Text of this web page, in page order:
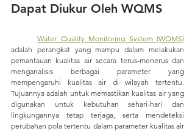
Dapat Diukur Oleh WQMS
Water Quality Monitoring System (WQMS)
adalah perangkat yang mampu dalam melakukan
pemantauan kualitas air secara terus-menerus dan
menganalisis berbagai parameter yang
mempengaruhi kualitas air di wilayah tertentu.
Tujuannya adalah untuk memastikan kualitas air yang
digunakan untuk kebutuhan sehari-hari dan
lingkungannya tetap terjaga, serta mendeteksi
perubahan pola tertentu dalam parameter kualitas air